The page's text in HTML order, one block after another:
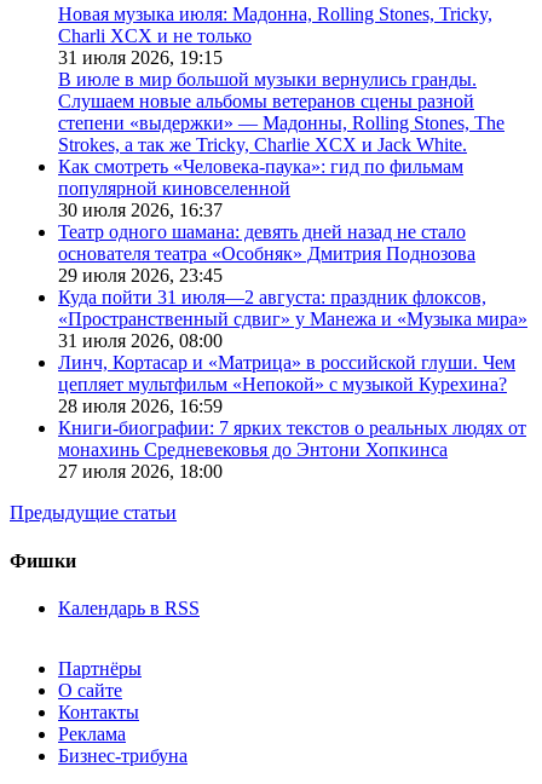
Новая музыка июля: Мадонна, Rolling Stones, Tricky,
Charli XCX и не только
31 июля 2026, 19:15
В июле в мир большой музыки вернулись гранды.
Слушаем новые альбомы ветеранов сцены разной
степени «выдержки» — Мадонны, Rolling Stones, The
Strokes, а так же Tricky, Charlie XCX и Jack White.
Как смотреть «Человека-паука»: гид по фильмам
популярной киновселенной
30 июля 2026, 16:37
Театр одного шамана: девять дней назад не стало
основателя театра «Особняк» Дмитрия Поднозова
29 июля 2026, 23:45
Куда пойти 31 июля—2 августа: праздник флоксов,
«Пространственный сдвиг» у Манежа и «Музыка мира»
31 июля 2026, 08:00
Линч, Кортасар и «Матрица» в российской глуши. Чем
цепляет мультфильм «Непокой» с музыкой Курехина?
28 июля 2026, 16:59
Книги-биографии: 7 ярких текстов о реальных людях от
монахинь Средневековья до Энтони Хопкинса
27 июля 2026, 18:00
Предыдущие статьи
Фишки
Календарь в RSS
Партнёры
О сайте
Контакты
Реклама
Бизнес-трибуна